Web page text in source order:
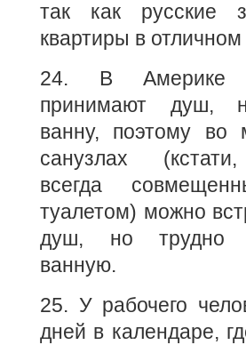
так как русские
квартиры в
24. В Америке
принимают душ,
ванну, поэтому во
санузлах
всегда
туалетом) можно
душ, но трудно
ванную.
25. У рабочего
дней в календаре,